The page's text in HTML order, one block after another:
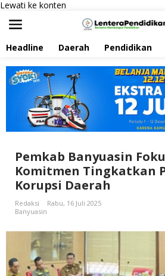
Lewati ke konten
Headline Daerah Pendidikan
Pemkab Banyuasin
Komitmen Tingkatkan
Korupsi Daerah
Redaksi
Rabu, 16 Juli 2025
Banyuasin